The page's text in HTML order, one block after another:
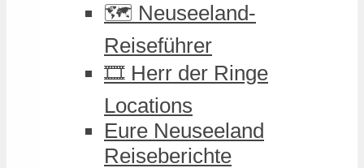
🗺️ Neuseeland-
Reiseführer
🎞️ Herr der Ringe
Locations
Eure Neuseeland
Reiseberichte